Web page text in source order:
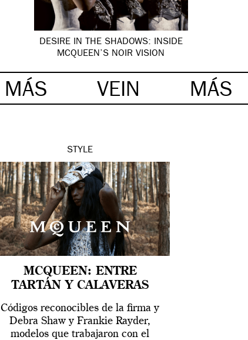
DESIRE IN THE SHADOWS: INSIDE
MCQUEEN’S NOIR VISION
MÁS VEIN MÁS
STYLE
MCQUEEN: ENTRE
TARTÁN Y CALAVERAS
Códigos reconocibles de la firma y
Debra Shaw y Frankie Rayder,
modelos que trabajaron con el